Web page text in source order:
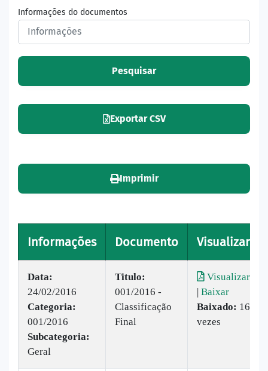
Informações do documentos
Pesquisar
Exportar CSV
Imprimir
Informações Documento Visualizar
Data:
24/02/2016
Categoria:
001/2016
Subcategoria:
Geral
Titulo:
001/2016 -
Classificação
Final
Visualizar
| Baixar
Baixado: 16
vezes